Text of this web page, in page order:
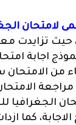
لامتحان
، حيث تزايدت
اجابة
من
مراجعة
الجغرافيا
كما